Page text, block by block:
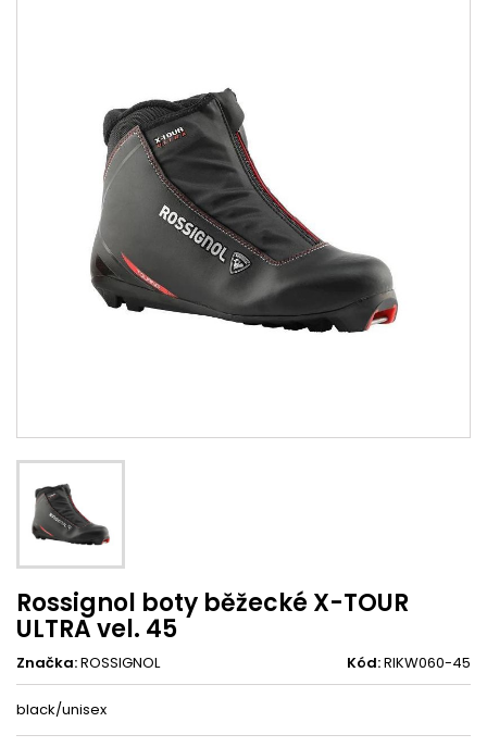
Rossignol boty běžecké X-TOUR
ULTRA vel. 45
Značka:ROSSIGNOL Kód:RIKW060-45
black/unisex